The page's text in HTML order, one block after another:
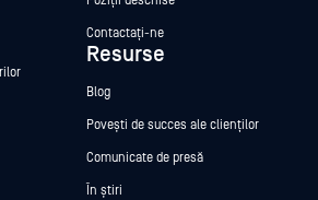
Contactați-ne
Resurse
Blog
Povești de succes ale clienților
Comunicate de presă
În știri